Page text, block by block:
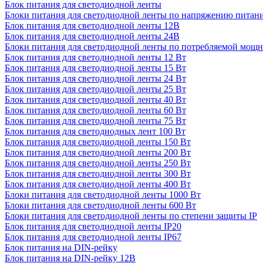
Блок питания для светодиодной ленты
Блоки питания для светодиодной ленты по напряжению
Блок питания для светодиодной ленты 12В
Блок питания для светодиодной ленты 24В
Блоки питания для светодиодной ленты по потребляемой
Блок питания для светодиодной ленты 12 Вт
Блок питания для светодиодной ленты 15 Вт
Блок питания для светодиодной ленты 24 Вт
Блок питания для светодиодной ленты 25 Вт
Блок питания для светодиодной ленты 40 Вт
Блок питания для светодиодной ленты 60 Вт
Блок питания для светодиодной ленты 75 Вт
Блок питания для светодиодных лент 100 Вт
Блок питания для светодиодной ленты 150 Вт
Блок питания для светодиодной ленты 200 Вт
Блок питания для светодиодной ленты 250 Вт
Блок питания для светодиодной ленты 300 Вт
Блок питания для светодиодной ленты 400 Вт
Блоки питания для светодиодной ленты 1000 Вт
Блоки питания для светодиодной ленты 600 Вт
Блоки питания для светодиодной ленты по степени защиты IP
Блок питания для светодиодной ленты IP20
Блок питания для светодиодной ленты IP67
Блок питания на DIN-рейку
Блок питания на DIN-рейку 12В